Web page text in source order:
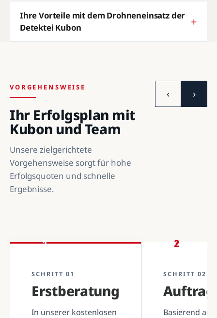
Ihre Vorteile mit dem Drohneneinsatz der
Detektei Kubon
VORGEHENSWEISE
Ihr Erfolgsplan mit
Kubon und Team
Unsere zielgerichtete
Vorgehensweise sorgt für hohe
Erfolgsquoten und schnelle
Ergebnisse.
‹ ›
1
SCHRITT 01
Erstberatung
In unserer kostenlosen
2
SCHRITT 02
Basierend